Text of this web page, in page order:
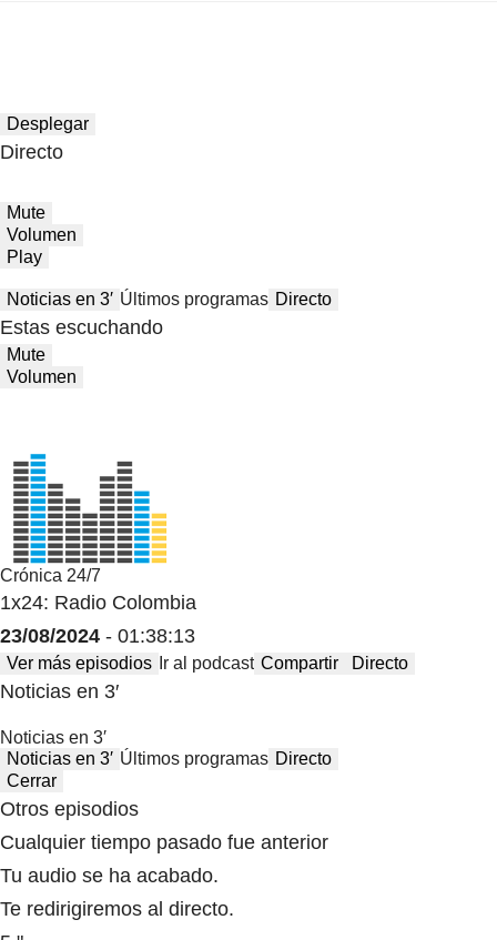
Desplegar
Directo
Mute
Volumen
Play
Noticias en 3′ Últimos programas Directo
Estas escuchando
Mute
Volumen
Crónica 24/7
1x24: Radio Colombia
23/08/2024 - 01:38:13
Ver más episodios Ir al podcast Compartir Directo
Noticias en 3′
Noticias en 3′
Noticias en 3′ Últimos programas Directo
Cerrar
Otros episodios
Cualquier tiempo pasado fue anterior
Tu audio se ha acabado.
Te redirigiremos al directo.